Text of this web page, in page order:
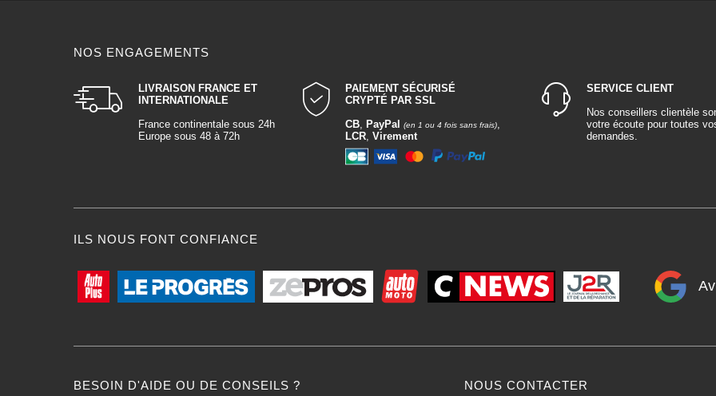
NOS ENGAGEMENTS
LIVRAISON FRANCE ET
INTERNATIONALE
France continentale sous 24h
Europe sous 48 à 72h
PAIEMENT SÉCURISÉ
CRYPTÉ PAR SSL
CB, PayPal (en 1 ou 4 fois sans frais),
LCR,Virement
SERVICE CLIENT
Nos conseillers clientèle
votre écoute pour toutes
demandes.
ILS NOUS FONT CONFIANCE
BESOIN D'AIDE OU DE CONSEILS ? NOUS CONTACTER